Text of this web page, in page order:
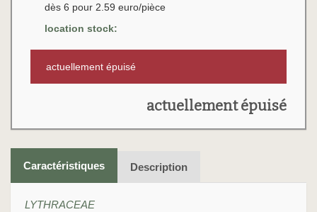
dès 6 pour 2.59 euro/pièce
location stock:
actuellement épuisé
actuellement épuisé
Caractéristiques Description
LYTHRACEAE